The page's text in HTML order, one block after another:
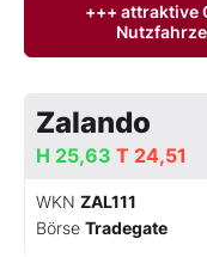
Finanz-Check
Abo & Shop
+++ attraktive
Zalando
H 25,63 T 24,51
WKN ZAL111
Börse Tradegate